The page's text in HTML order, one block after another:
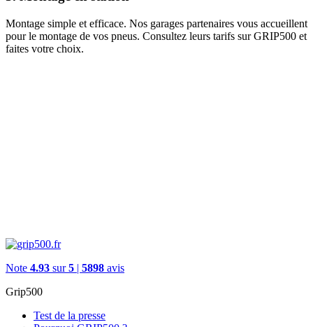
Montage simple et efficace. Nos garages partenaires vous accueillent
pour le montage de vos pneus. Consultez leurs tarifs sur GRIP500 et
faites votre choix.
Note 4.93 sur5 | 5898 avis
Grip500
Test de la presse